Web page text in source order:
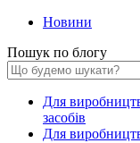
Новини
Пошук по блогу
Для
засобів
Для